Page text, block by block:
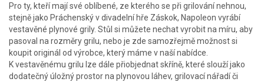
Pro ty, kteří mají své oblíbené, ze kterého se při grilování nehnou,
stejně jako Práchenský v divadelní hře Záskok, Napoleon vyrábí
vestavěné plynové grily. Stůl si můžete nechat vyrobit na míru, aby
pasoval na rozměry grilu, nebo je zde samozřejmě možnost si
koupit originál od výrobce, který máme v naší nabídce.
K vestavěnému grilu lze dále přiobjednat skříně, které slouží jako
dodatečný úložný prostor na plynovou láhev, grilovací nářadí či